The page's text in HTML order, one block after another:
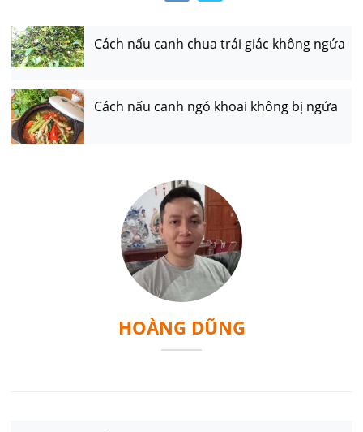
Cách nấu canh chua trái giác không ngứa
Cách nấu canh ngó khoai không bị ngứa
HOÀNG DŨNG